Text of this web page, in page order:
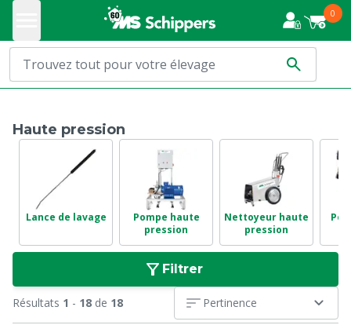
0
Haute pression
Lance de lavage
Pompe haute
pression
Nettoyeur haute
pression
Filtrer
Résultats 1 - 18 de 18 Pertinence